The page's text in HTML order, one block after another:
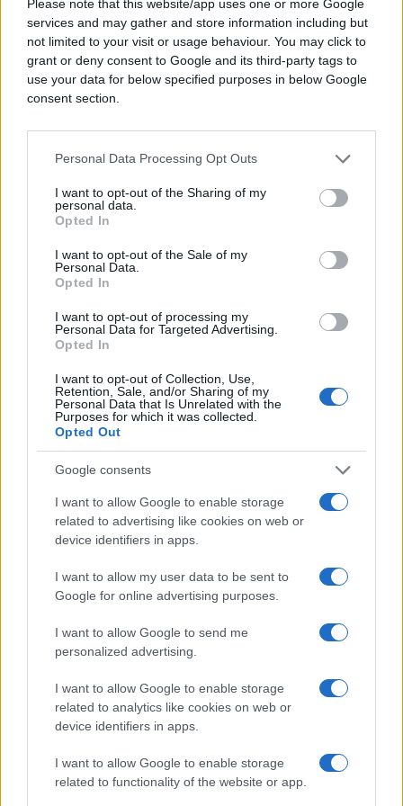
Please note that this website/app uses one or more Google
services and may gather and store information including but
not limited to your visit or usage behaviour. You may click to
grant or deny consent to Google and its third-party tags to
use your data for below specified purposes in below Google
consent section.
Personal Data Processing Opt Outs
I want to opt-out of the Sharing of my
personal data.
Opted In
I want to opt-out of the Sale of my
Personal Data.
Opted In
I want to opt-out of processing my
Personal Data for Targeted Advertising.
Opted In
I want to opt-out of Collection, Use,
Retention, Sale, and/or Sharing of my
Personal Data that Is Unrelated with the
Purposes for which it was collected.
Opted Out
Google consents
I want to allow Google to enable storage
related to advertising like cookies on web or
device identifiers in apps.
I want to allow my user data to be sent to
Google for online advertising purposes.
I want to allow Google to send me
personalized advertising.
I want to allow Google to enable storage
related to analytics like cookies on web or
device identifiers in apps.
I want to allow Google to enable storage
related to functionality of the website or app.
Blizanci, jedan dio vas se uvijek mijenja, a drugi je
ponekad zaglavljen u prošlosti. Kada je Sunce u
posljednjim stepenima Bika, spremni ste za zaokret.
Znate da je vrijeme da se oprostite od jučer jer je
(poput tog dosadnog bivšeg partnera) koji vas
sputavaju. Već imate mentalni spisak i tačno znate
o čemu se radi.
Srećom, Mjesec u Raku vas podstiče da ovu odluku
shvatite ozbiljno. Više nego ikad osjećate cijenu
držanja za prošlost. Umjesto da trošite vrijeme i
energiju, napravit ćete skok vjere i presjeći. Znate
da je to prava stvar. U početku će biti stresno, ali
kada osjetite olakšanje, bit ćete kao novi.
4. Rak
Ovo je veoma dobar dan za vas, Rakovi. Pošto je
Mjesec 20. maja u vašem znaku, vi ste pravi magnet
za sreću. Budite se s osjećajem da biste mogli ući u
prostoriju i odmah osjetiti energiju. Vaša intuicija
je veoma jaka i potpuno ste povezani s njom.
aktivirano je i vaše polje prijateljstva. Bit ćete
pozvani negdje ili ćete voditi razgovor s
prijateljem. Taj trenutak može promijeniti vaš život.
Ne samo da privlačite ono što vam je potrebno u
Ne možete poželjeti više od toga. Vi zapravo ne
želite uspjeti ako vaši ljudi ne mogu imati koristi od
toga. Danas stvari kreću u pravom smjeru.